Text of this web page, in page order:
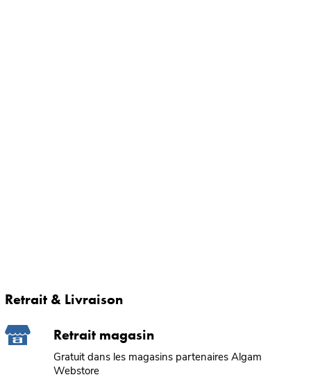
Retrait & Livraison
Retrait magasin
Gratuit dans les magasins partenaires Algam
Webstore